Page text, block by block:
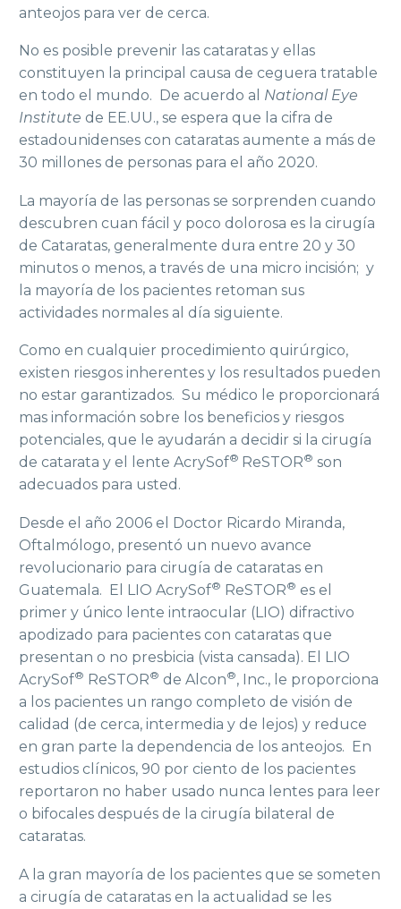
anteojos para ver de cerca.
No es posible prevenir las cataratas y ellas
constituyen la principal causa de ceguera tratable
en todo el mundo. De acuerdo al National Eye
Institute de EE.UU., se espera que la cifra de
estadounidenses con cataratas aumente a más de
30 millones de personas para el año 2020.
La mayoría de las personas se sorprenden cuando
descubren cuan fácil y poco dolorosa es la cirugía
de Cataratas, generalmente dura entre 20 y 30
minutos o menos, a través de una micro incisión; y
la mayoría de los pacientes retoman sus
actividades normales al día siguiente.
Como en cualquier procedimiento quirúrgico,
existen riesgos inherentes y los resultados pueden
no estar garantizados. Su médico le proporcionará
mas información sobre los beneficios y riesgos
potenciales, que le ayudarán a decidir si la cirugía
de catarata y el lente AcrySof® ReSTOR® son
adecuados para usted.
Desde el año 2006 el Doctor Ricardo Miranda,
Oftalmólogo, presentó un nuevo avance
revolucionario para cirugía de cataratas en
Guatemala. El LIO AcrySof® ReSTOR® es el
primer y único lente intraocular (LIO) difractivo
apodizado para pacientes con cataratas que
presentan o no presbicia (vista cansada). El LIO
AcrySof® ReSTOR® de Alcon®, Inc., le proporciona
a los pacientes un rango completo de visión de
calidad (de cerca, intermedia y de lejos) y reduce
en gran parte la dependencia de los anteojos. En
estudios clínicos, 90 por ciento de los pacientes
reportaron no haber usado nunca lentes para leer
o bifocales después de la cirugía bilateral de
cataratas.
A la gran mayoría de los pacientes que se someten
a cirugía de cataratas en la actualidad se les